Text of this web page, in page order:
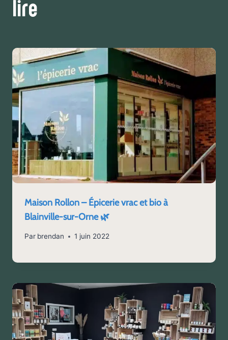
lire
Maison Rollon – Épicerie vrac et bio à
Blainville-sur-Orne 🌿
Par brendan 1 juin 2022